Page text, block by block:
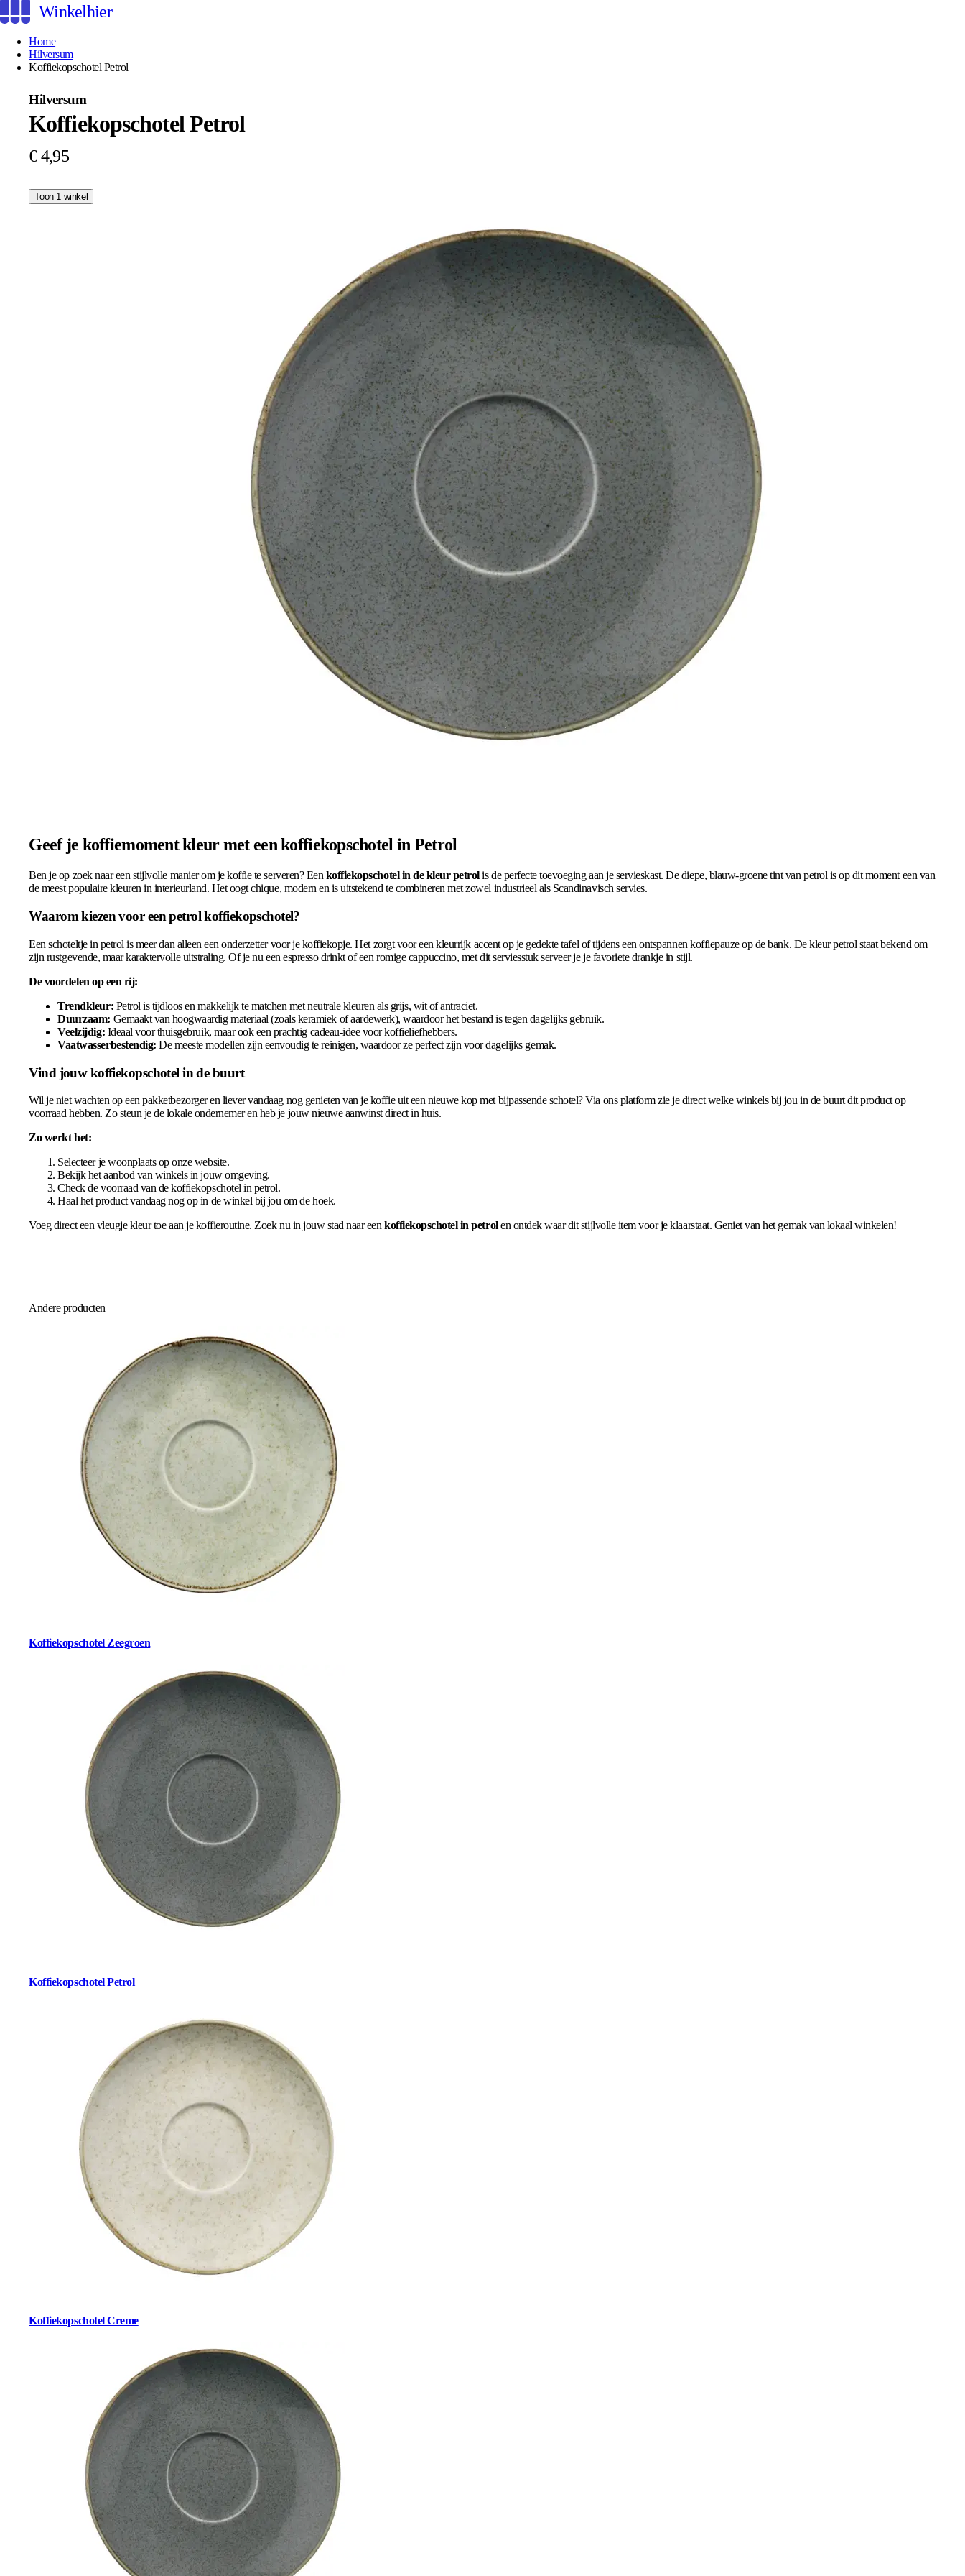
Winkelhier
Home
Hilversum
Koffiekopschotel Petrol
Hilversum
Koffiekopschotel Petrol
€ 4,95
Toon 1 winkel
Geef je koffiemoment kleur met een koffiekopschotel in Petrol
Ben je op zoek naar een stijlvolle manier om je koffie te serveren? Een koffiekopschotel in de kleur petrolis de perfecte toevoeging aan je servieskast. De diepe, blauw-groene tint van petrol is op dit moment een van
de meest populaire kleuren in interieurland. Het oogt chique, modern en is uitstekend te combineren met zowel industrieel als Scandinavisch servies.
Waarom kiezen voor een petrol koffiekopschotel?
Een schoteltje in petrol is meer dan alleen een onderzetter voor je koffiekopje. Het zorgt voor een kleurrijk accent op je gedekte tafel of tijdens een ontspannen koffiepauze op de bank. De kleur petrol staat bekend om
zijn rustgevende, maar karaktervolle uitstraling. Of je nu een espresso drinkt of een romige cappuccino, met dit serviesstuk serveer je je favoriete drankje in stijl.
De voordelen op een rij:
Trendkleur: Petrol is tijdloos en makkelijk te matchen met neutrale kleuren als grijs, wit of antraciet.
Duurzaam: Gemaakt van hoogwaardig materiaal (zoals keramiek of aardewerk), waardoor het bestand is tegen dagelijks gebruik.
Veelzijdig: Ideaal voor thuisgebruik, maar ook een prachtig cadeau-idee voor koffieliefhebbers.
Vaatwasserbestendig: De meeste modellen zijn eenvoudig te reinigen, waardoor ze perfect zijn voor dagelijks gemak.
Vind jouw koffiekopschotel in de buurt
Wil je niet wachten op een pakketbezorger en liever vandaag nog genieten van je koffie uit een nieuwe kop met bijpassende schotel? Via ons platform zie je direct welke winkels bij jou in de buurt dit product op
voorraad hebben. Zo steun je de lokale ondernemer en heb je jouw nieuwe aanwinst direct in huis.
Zo werkt het:
Selecteer je woonplaats op onze website.
Bekijk het aanbod van winkels in jouw omgeving.
Check de voorraad van de koffiekopschotel in petrol.
Haal het product vandaag nog op in de winkel bij jou om de hoek.
Voeg direct een vleugje kleur toe aan je koffieroutine. Zoek nu in jouw stad naar eenkoffiekopschotel in petrolen ontdek waar dit stijlvolle item voor je klaarstaat. Geniet van het gemak van lokaal winkelen!
Andere producten
Koffiekopschotel Zeegroen
Koffiekopschotel Petrol
Koffiekopschotel Creme